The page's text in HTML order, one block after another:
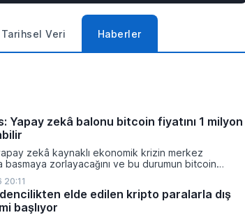
Tarihsel Veri Haberler
Yapay zekâ balonu bitcoin fiyatını 1 milyon
zekâ kaynaklı ekonomik krizin merkez
basmaya zorlayacağını ve bu durumun bitcoin
dolara taşıyabileceğini öngörürken beyaz yakalı iş
kredi krizinin küresel likidite artışına yol
ve bitcoinin bu süreçte en hızlı tepki veren varlık
elde edilen kripto paralarla dış
başlıyor